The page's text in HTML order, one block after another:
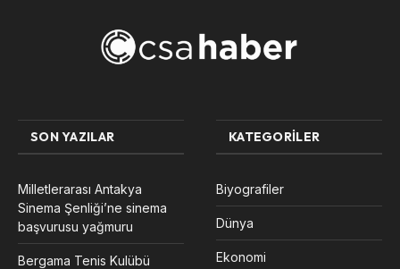
SON YAZILAR
Milletlerarası Antakya
Sinema Şenliği’ne sinema
başvurusu yağmuru
Bergama Tenis Kulübü
KATEGORILER
Biyografiler
Dünya
Ekonomi